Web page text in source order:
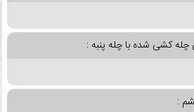
کشی شده با چله پنبه :
: